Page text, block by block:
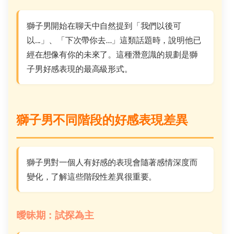
獅子男開始在聊天中自然提到「我們以後可
以...」、「下次帶你去...」這類話題時，說明他已
經在想像有你的未來了。這種潛意識的規劃是獅
子男好感表現的最高級形式。
獅子男不同階段的好感表現差異
獅子男對一個人有好感的表現會隨著感情深度而
變化，了解這些階段性差異很重要。
曖昧期：試探為主